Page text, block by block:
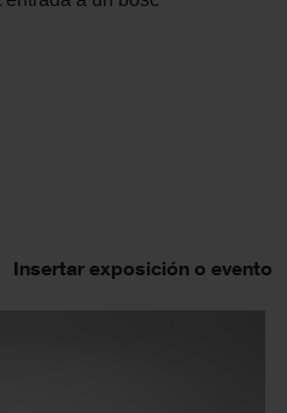
Insertar exposición o evento